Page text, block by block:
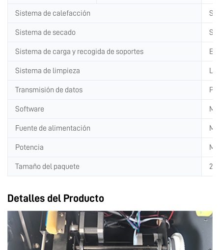
Sistema de calefacción
Sistema de secado
Sistema de carga y recogida de soportes
Sistema de limpieza
Transmisión de datos
Software
Fuente de alimentación
Potencia
Tamaño del paquete
Detalles del Producto